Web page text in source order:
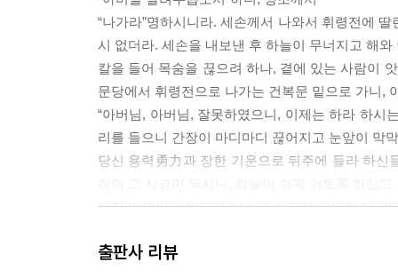
“나가라”명하시니라. 세손께서 나와서 휘령전에
시 없더라. 세손을 내보낸 후 하늘이 무너지고 해
칼을 들어 목숨을 끊으려 하나, 곁에 있는 사람이
문당에서 휘령전으로 나가는 건복문 밑으로 가니,
“아버님, 아버님, 잘못하였으니, 이제는 하라 하시
리를 들으니 간장이 마디마디 끊어지고 눈앞이 막
당신 용력勇力과 장한 기운으로 뒤주에 들라 하
세자가 벌써 폐위되었으니 그 처자가 편안히 대
“처분이 이러하시니 죄인의 처자가 편안히 대궐
출판사 리뷰